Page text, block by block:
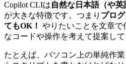
Copilot CLIは自然な日本語（や
が大きな特徴です。つまり プロ
てもOK！ やりたいことを文章
なコードや操作を考えて提案して
たとえば、パソコン上の単純作